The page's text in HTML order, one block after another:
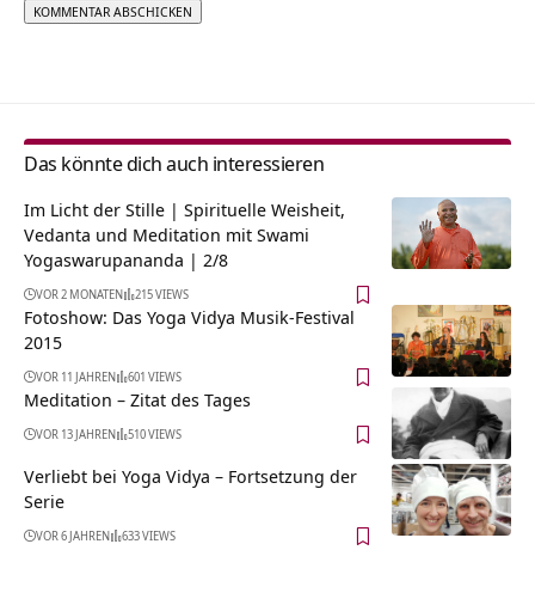
Das könnte dich auch interessieren
Im Licht der Stille | Spirituelle Weisheit,
Vedanta und Meditation mit Swami
Yogaswarupananda | 2/8
VOR 2 MONATEN 215 VIEWS
Fotoshow: Das Yoga Vidya Musik-Festival
2015
VOR 11 JAHREN 601 VIEWS
Meditation – Zitat des Tages
VOR 13 JAHREN 510 VIEWS
Verliebt bei Yoga Vidya – Fortsetzung der
Serie
VOR 6 JAHREN 633 VIEWS